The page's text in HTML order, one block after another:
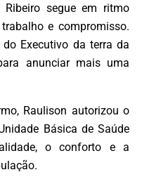
segue em ritmo
e compromisso.
Executivo da terra da
anunciar mais uma
Raulison autorizou o
Básica de Saúde
o conforto e a